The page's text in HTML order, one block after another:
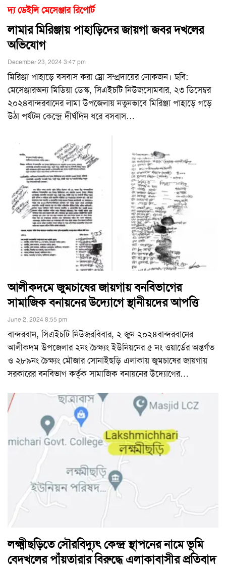
দ্য ডেইলি মেসেঞ্জার রিপোর্ট
লামার মিরিঞ্জায় পাহাড়িদের জায়গা জবর দখলের
অভিযোগ
December 23, 2024 3:47 pm
মিরিঞ্জা পাহাড়ে বসবাস করা ম্রো সম্প্রদায়ের লোকজন। ছবি:
মেসেঞ্জারঅন্য মিডিয়া ডেস্ক, সিএইচটি নিউজসোমবার, ২৩ ডিসেম্বর
২০২৪বান্দরবানের লামা উপজেলায় নতুনভাবে মিরিঞ্জা পাহাড়ে গড়ে
উঠা পর্যটন কেন্দ্রে দীর্ঘদিন ধরে বসবাস…
আলীকদমে জুমচাষের জায়গায় বনবিভাগের
সামাজিক বনায়নের উদ্যোগে স্থানীয়দের আপত্তি
June 2, 2024 8:55 pm
বান্দরবান, সিএইচটি নিউজরবিবার, ২ জুন ২০২৪বান্দরবানের
আলীকদম উপজেলার ২নং চৈক্ষ্যং ইউনিয়নের ৫ নং ওয়ার্ডের অন্তর্গত
ও ২৮৯নং চৈক্ষ্যং মৌজার সোনাইছড়ি এলাকায় জুমচাষের জায়গায়
সরকারের বনবিভাগ কর্তৃক সামাজিক বনায়নের উদ্যোগের…
লক্ষ্মীছড়িতে সৌরবিদ্যুৎ কেন্দ্র স্থাপনের নামে ভূমি
বেদখলের পাঁয়তারার বিরুদ্ধে এলাকাবাসীর প্রতিবাদ